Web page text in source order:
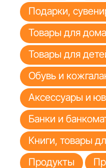
Подарки,
Товары для дома
Товары для
Обувь и
Аксессуары и
Банки и
Книги, товары
Продукты